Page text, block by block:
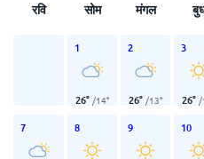
रवि सोम मंगल
1
26° /14°
2
26° /13°
3
26° /
7 8 9 10